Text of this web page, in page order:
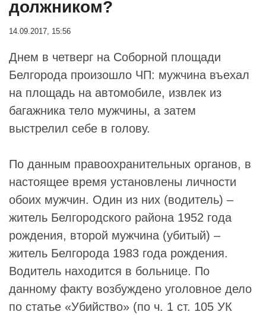
должником?
14.09.2017, 15:56
Днем в четверг на Соборной площади
Белгорода произошло ЧП: мужчина въехал
на площадь на автомобиле, извлек из
багажника тело мужчины, а затем
выстрелил себе в голову.
По данным правоохранительных органов, в
настоящее время установлены личности
обоих мужчин. Один из них (водитель) –
житель Белгородского района 1952 года
рождения, второй мужчина (убитый) –
житель Белгорода 1983 года рождения.
Водитель находится в больнице. По
данному факту возбуждено уголовное дело
по статье «Убийство» (по ч. 1 ст. 105 УК